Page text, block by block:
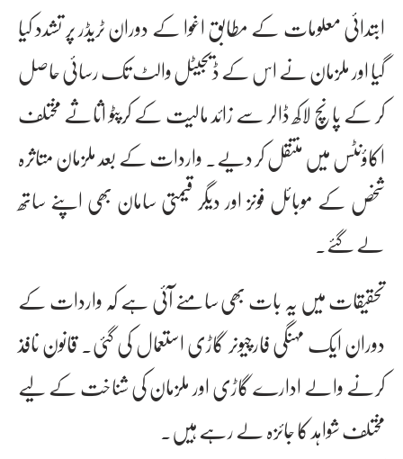
ابتدائی معلومات کے مطابق اغوا کے دوران ٹریڈر پر تشدد کیا
گیا اور ملزمان نے اس کے ڈیجیٹل والٹ تک رسائی حاصل
کر کے پانچ لاکھ ڈالر سے زائد مالیت کے کرپٹو اثاثے مختلف
اکاؤنٹس میں منتقل کر دیے۔ واردات کے بعد ملزمان متاثرہ
شخص کے موبائل فونز اور دیگر قیمتی سامان بھی اپنے ساتھ
لے گئے۔
تحقیقات میں یہ بات بھی سامنے آئی ہے کہ واردات کے
دوران ایک مہنگی فارچیونر گاڑی استعمال کی گئی۔ قانون نافذ
کرنے والے ادارے گاڑی اور ملزمان کی شناخت کے لیے
مختلف شواہد کا جائزہ لے رہے ہیں۔